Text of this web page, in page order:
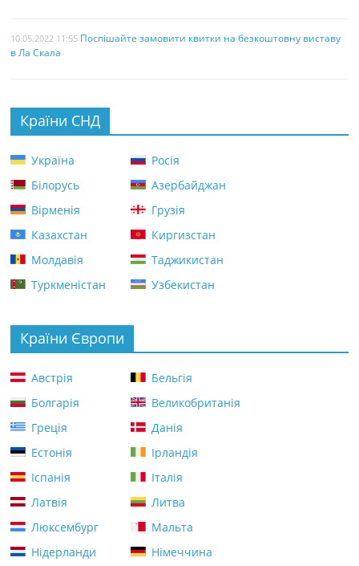
10.05.2022 11:55 Поспішайте замовити квитки на безкоштовну виставу
в Ла Скала
Країни СНД
Україна
Росія
Білорусь
Азербайджан
Вірменія
Грузія
Казахстан
Киргизстан
Молдавія
Таджикистан
Туркменістан
Узбекистан
Країни Європи
Австрія
Бельгія
Болгарія
Великобританія
Греція
Данія
Естонія
Ірландія
Іспанія
Італія
Латвія
Литва
Люксембург
Мальта
Нідерланди
Німеччина